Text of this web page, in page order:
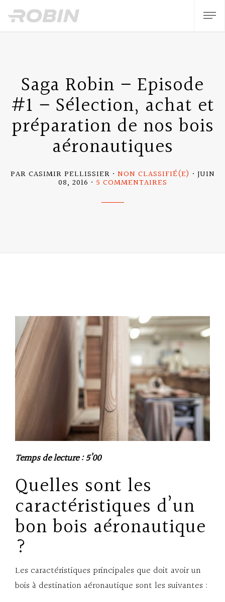
Saga Robin – Episode
#1 – Sélection, achat et
préparation de nos bois
aéronautiques
PAR CASIMIR PELLISSIER NON CLASSIFIÉ(E) JUIN
08, 2016 5 COMMENTAIRES
Temps de lecture : 5’00
Quelles sont les
caractéristiques d’un
bon bois aéronautique
?
Les caractéristiques principales que doit avoir un
bois à destination aéronautique sont les suivantes :